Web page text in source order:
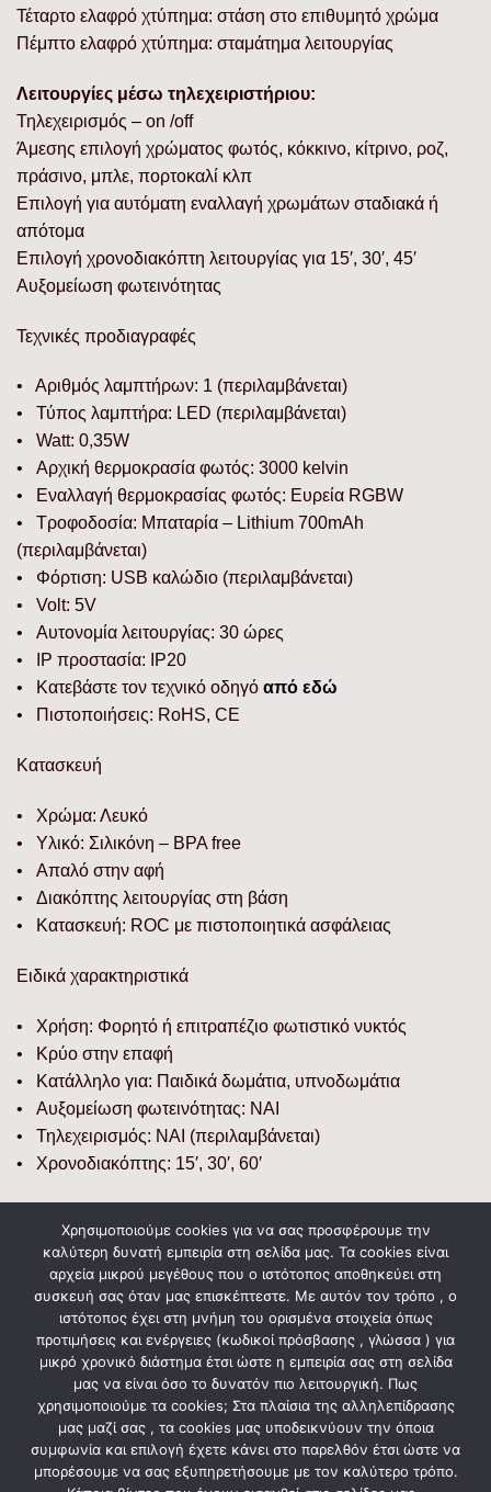
Τέταρτο ελαφρό χτύπημα: στάση στο επιθυμητό χρώμα
Πέμπτο ελαφρό χτύπημα: σταμάτημα λειτουργίας
Λειτουργίες μέσω τηλεχειριστήριου:
Τηλεχειρισμός – on /off
Άμεσης επιλογή χρώματος φωτός, κόκκινο, κίτρινο, ροζ,
πράσινο, μπλε, πορτοκαλί κλπ
Επιλογή για αυτόματη εναλλαγή χρωμάτων σταδιακά ή
απότομα
Επιλογή χρονοδιακόπτη λειτουργίας για 15′, 30′, 45′
Αυξομείωση φωτεινότητας
Τεχνικές προδιαγραφές
• Αριθμός λαμπτήρων: 1 (περιλαμβάνεται)
• Τύπος λαμπτήρα: LED (περιλαμβάνεται)
• Watt: 0,35W
• Αρχική θερμοκρασία φωτός: 3000 kelvin
• Εναλλαγή θερμοκρασίας φωτός: Ευρεία RGBW
• Τροφοδοσία: Μπαταρία – Lithium 700mAh
(περιλαμβάνεται)
• Φόρτιση: USB καλώδιο (περιλαμβάνεται)
• Volt: 5V
• Αυτονομία λειτουργίας: 30 ώρες
• IP προστασία: IP20
• Κατεβάστε τον τεχνικό οδηγό από εδώ
• Πιστοποιήσεις: RoHS, CE
Κατασκευή
• Χρώμα: Λευκό
• Υλικό: Σιλικόνη – BPA free
• Απαλό στην αφή
• Διακόπτης λειτουργίας στη βάση
• Κατασκευή: ROC με πιστοποιητικά ασφάλειας
Ειδικά χαρακτηριστικά
• Χρήση: Φορητό ή επιτραπέζιο φωτιστικό νυκτός
• Κρύο στην επαφή
• Κατάλληλο για: Παιδικά δωμάτια, υπνοδωμάτια
• Αυξομείωση φωτεινότητας: ΝΑΙ
• Τηλεχειρισμός: ΝΑΙ (περιλαμβάνεται)
• Χρονοδιακόπτης: 15′, 30′, 60′
• Προϊόντος: 14 x 9,5 x 10,1 εκ.
• Συσκευασίας: 14 x 11 x 11 εκ.
• Βάρος προϊόντος: 60 γρ.
• Βάρος σε συσκευασία: 100 γρ.
ΣΧΕΤΙΚΆ ΠΡΟΪΌΝΤΑ
Χρησιμοποιούμε cookies για να σας προσφέρουμε την
καλύτερη δυνατή εμπειρία στη σελίδα μας. Τα cookies είναι
αρχεία μικρού μεγέθους που ο ιστότοπος αποθηκεύει στη
συσκευή σας όταν μας επισκέπτεστε. Με αυτόν τον τρόπο , ο
ιστότοπος έχει στη μνήμη του ορισμένα στοιχεία όπως
προτιμήσεις και ενέργειες (κωδικοί πρόσβασης , γλώσσα ) για
μικρό χρονικό διάστημα έτσι ώστε η εμπειρία σας στη σελίδα
μας να είναι όσο το δυνατόν πιο λειτουργική. Πως
χρησιμοποιούμε τα cookies; Στα πλαίσια της αλληλεπίδρασης
μας μαζί σας , τα cookies μας υποδεικνύουν την όποια
συμφωνία και επιλογή έχετε κάνει στο παρελθόν έτσι ώστε να
μπορέσουμε να σας εξυπηρετήσουμε με τον καλύτερο τρόπο.